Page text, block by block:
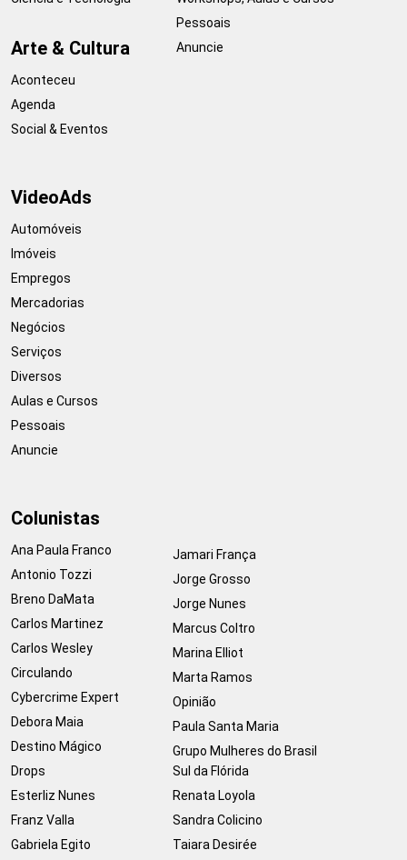
Arte & Cultura
Aconteceu
Agenda
Social & Eventos
Pessoais
Anuncie
VideoAds
Automóveis
Imóveis
Empregos
Mercadorias
Negócios
Serviços
Diversos
Aulas e Cursos
Pessoais
Anuncie
Colunistas
Ana Paula Franco
Antonio Tozzi
Breno DaMata
Carlos Martinez
Carlos Wesley
Circulando
Cybercrime Expert
Debora Maia
Destino Mágico
Drops
Esterliz Nunes
Franz Valla
Gabriela Egito
Jamari França
Jorge Grosso
Jorge Nunes
Marcus Coltro
Marina Elliot
Marta Ramos
Opinião
Paula Santa Maria
Grupo Mulheres do Brasil
Sul da Flórida
Renata Loyola
Sandra Colicino
Taiara Desirée